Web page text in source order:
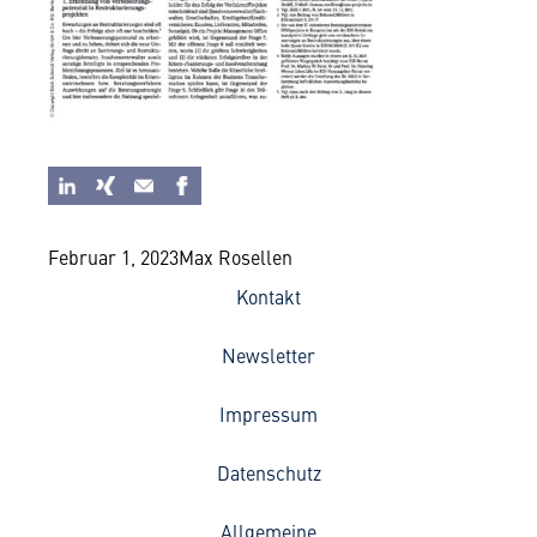
Februar 1, 2023Max Rosellen
Kontakt
Newsletter
Impressum
Datenschutz
Allgemeine